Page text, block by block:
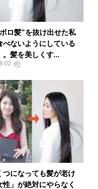
ロ髪”を抜け出せた私
べないようにしている
。髪を美しくす...
つになっても髪が老け
性」が絶対にやらなく